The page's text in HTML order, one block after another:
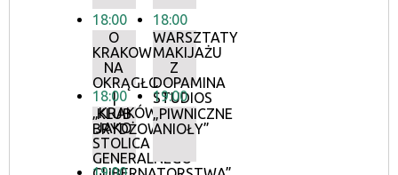
18:00
O
KRAKOWIE
NA
OKRĄGŁO
|
„KRAKÓW
JAKO
STOLICA
GENERALNEGO
18:00
KLUB
BRYDŻOWY
18:00
WARSZTATY
MAKIJAŻU
Z
DOPAMINA
STUDIOS
19:00
„PIWNICZNE
ANIOŁY”